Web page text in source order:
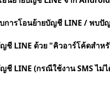
การโอนย้ายบัญชี LINE / พบปั
ชี LINE ด้วย "คิวอาร์โค้ดสำห
ชี LINE (กรณีใช้งาน SMS ไม่ไ